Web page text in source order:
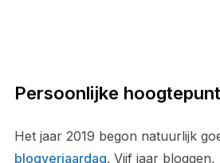
Persoonlijke
Het jaar 2019 begon natuurlijk
blogverjaardag. Vijf jaar